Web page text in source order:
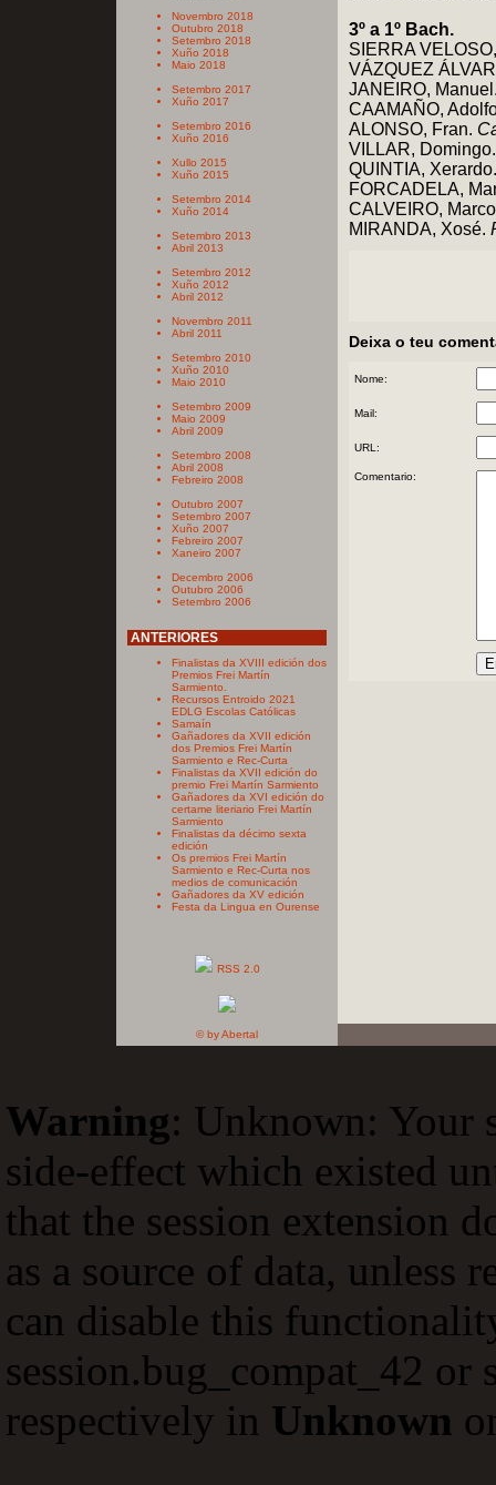
Novembro 2018
Outubro 2018
Setembro 2018
Xuño 2018
Maio 2018
Setembro 2017
Xuño 2017
Setembro 2016
Xuño 2016
Xullo 2015
Xuño 2015
Setembro 2014
Xuño 2014
Setembro 2013
Abril 2013
Setembro 2012
Xuño 2012
Abril 2012
Novembro 2011
Abril 2011
Setembro 2010
Xuño 2010
Maio 2010
Setembro 2009
Maio 2009
Abril 2009
Setembro 2008
Abril 2008
Febreiro 2008
Outubro 2007
Setembro 2007
Xuño 2007
Febreiro 2007
Xaneiro 2007
Decembro 2006
Outubro 2006
Setembro 2006
ANTERIORES
Finalistas da XVIII edición dos
Premios Frei Martín
Sarmiento.
Recursos Entroido 2021
EDLG Escolas Católicas
Samaín
Gañadores da XVII edición
dos Premios Frei Martín
Sarmiento e Rec-Curta
Finalistas da XVII edición do
premio Frei Martín Sarmiento
Gañadores da XVI edición do
certame literiario Frei Martín
Sarmiento
Finalistas da décimo sexta
edición
Os premios Frei Martín
Sarmiento e Rec-Curta nos
medios de comunicación
Gañadores da XV edición
Festa da Lingua en Ourense
RSS 2.0
3º a 1º Bach.
SIERRA
VÁZQUEZ
JANEIRO,
CAAMAÑO,
ALONSO, Fran.
VILLAR,
QUINTIA,
FORCADELA,
CALVEIRO,
MIRANDA, Xosé.
Deixa o teu
Nome:
Mail:
URL:
Comentario:
© by Abertal
Warning: Unknown: Your
side-effect which existed
that the session extension
as a source of data, unless
can disable this
session.bug_compat_42
respectively in Unknown